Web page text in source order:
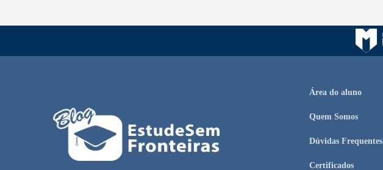
Área do aluno
Quem Somos
Dúvidas Frequentes
Certificados